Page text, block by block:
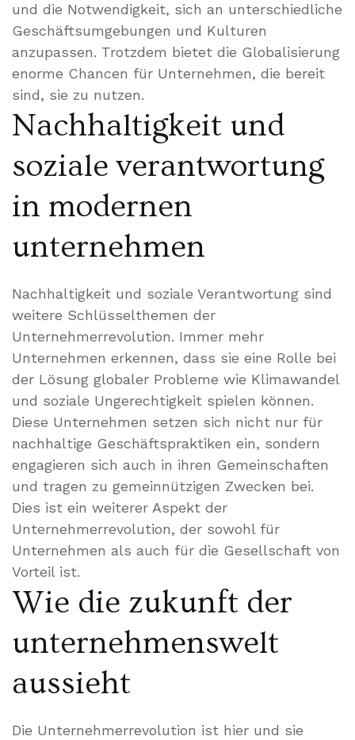
und die Notwendigkeit, sich an unterschiedliche
Geschäftsumgebungen und Kulturen
anzupassen. Trotzdem bietet die Globalisierung
enorme Chancen für Unternehmen, die bereit
sind, sie zu nutzen.
Nachhaltigkeit und
soziale verantwortung
in modernen
unternehmen
Nachhaltigkeit und soziale Verantwortung sind
weitere Schlüsselthemen der
Unternehmerrevolution. Immer mehr
Unternehmen erkennen, dass sie eine Rolle bei
der Lösung globaler Probleme wie Klimawandel
und soziale Ungerechtigkeit spielen können.
Diese Unternehmen setzen sich nicht nur für
nachhaltige Geschäftspraktiken ein, sondern
engagieren sich auch in ihren Gemeinschaften
und tragen zu gemeinnützigen Zwecken bei.
Dies ist ein weiterer Aspekt der
Unternehmerrevolution, der sowohl für
Unternehmen als auch für die Gesellschaft von
Vorteil ist.
Wie die zukunft der
unternehmenswelt
aussieht
Die Unternehmerrevolution ist hier und sie